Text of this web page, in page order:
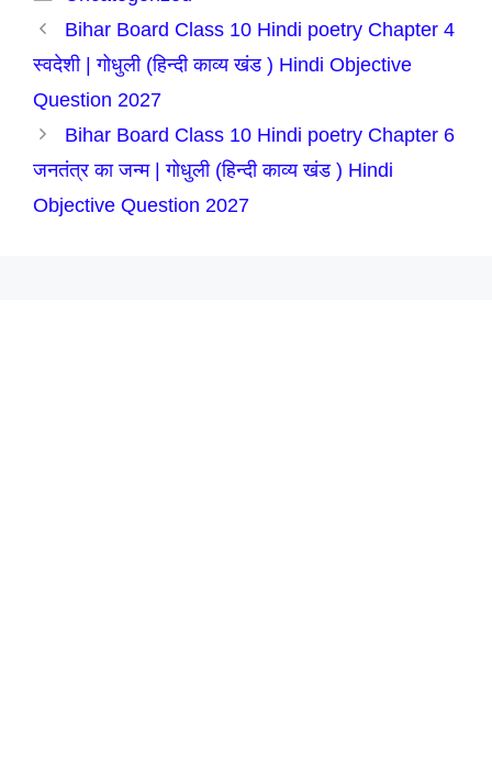
Bihar Board Class 10 Hindi poetry Chapter 4
स्वदेशी | गोधुली (हिन्दी काव्य खंड ) Hindi Objective
Question 2027
Bihar Board Class 10 Hindi poetry Chapter 6
जनतंत्र का जन्म | गोधुली (हिन्दी काव्य खंड ) Hindi
Objective Question 2027